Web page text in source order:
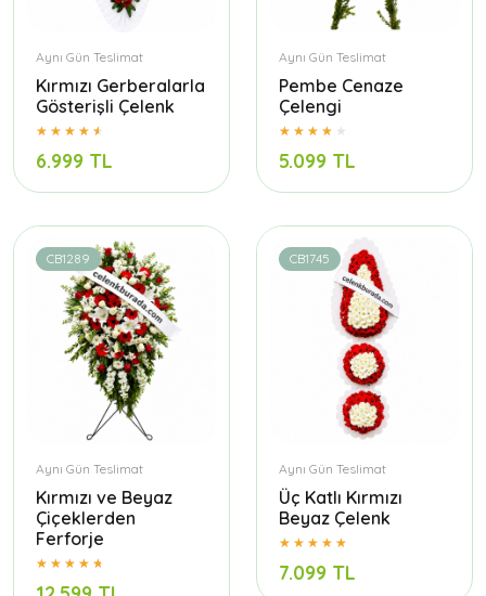
Aynı Gün Teslimat
Kırmızı Gerberalarla
Gösterişli Çelenk
6.999 TL
Aynı Gün Teslimat
Pembe Cenaze
Çelengi
5.099 TL
CB1289
Aynı Gün Teslimat
Kırmızı ve Beyaz
Çiçeklerden
Ferforje
CB1745
Aynı Gün Teslimat
Üç Katlı Kırmızı
Beyaz Çelenk
7.099 TL